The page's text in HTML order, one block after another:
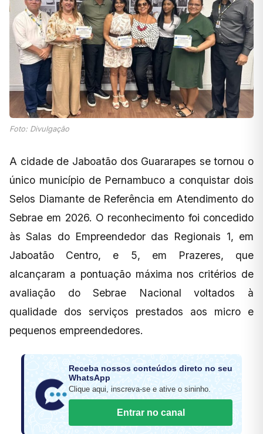
Foto: Divulgação
A cidade de Jaboatão dos Guararapes se tornou o
único município de Pernambuco a conquistar dois
Selos Diamante de Referência em Atendimento do
Sebrae em 2026. O reconhecimento foi concedido
às Salas do Empreendedor das Regionais 1, em
Jaboatão Centro, e 5, em Prazeres, que
alcançaram a pontuação máxima nos critérios de
avaliação do Sebrae Nacional voltados à
qualidade dos serviços prestados aos micro e
pequenos empreendedores.
Receba nossos conteúdos direto no seu
WhatsApp
Clique aqui, inscreva-se e ative o sininho.
Entrar no canal